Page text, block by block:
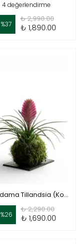
4 değerlendirme
%37
₺ 2,990.00
₺ 1,890.00
Kokedama Tillandsia (Kokodema Tillandsia)
%26
₺ 2,290.00
₺ 1,690.00